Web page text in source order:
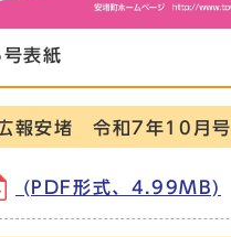
表紙
報安堵 令和7年10月号
(PDF形式、4.99MB)